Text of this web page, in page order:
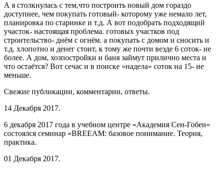
А я столкнулась с тем,что построить новый дом гораздо
доступнее, чем покупать готовый- которому уже немало лет,
планировка по старинке и т.д. А вот подобрать подходящий
участок- настоящая проблема. готовых участков под
строительство- днём с огнём. а покупать с домом и сносить и
т.д. хлопотно и денег стоит, к тому же почти везде 6 соток- не
более. А дом, хозпостройки и баня займут прилично места и
что остаётся? Вот сечас и в поиске «надела» соток на 15- не
меньше.
Свежие публикации, комментарии, ответы.
14 Декабря 2017.
6 декабря 2017 года в учебном центре «Академия Сен-Гобен»
состоялся семинар «BREEAM: базовое понимание. Теория,
практика.
01 Декабря 2017.